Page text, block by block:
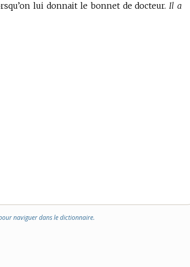
lui donnait le bonnet de docteur. Il a
naviguer dans le dictionnaire.